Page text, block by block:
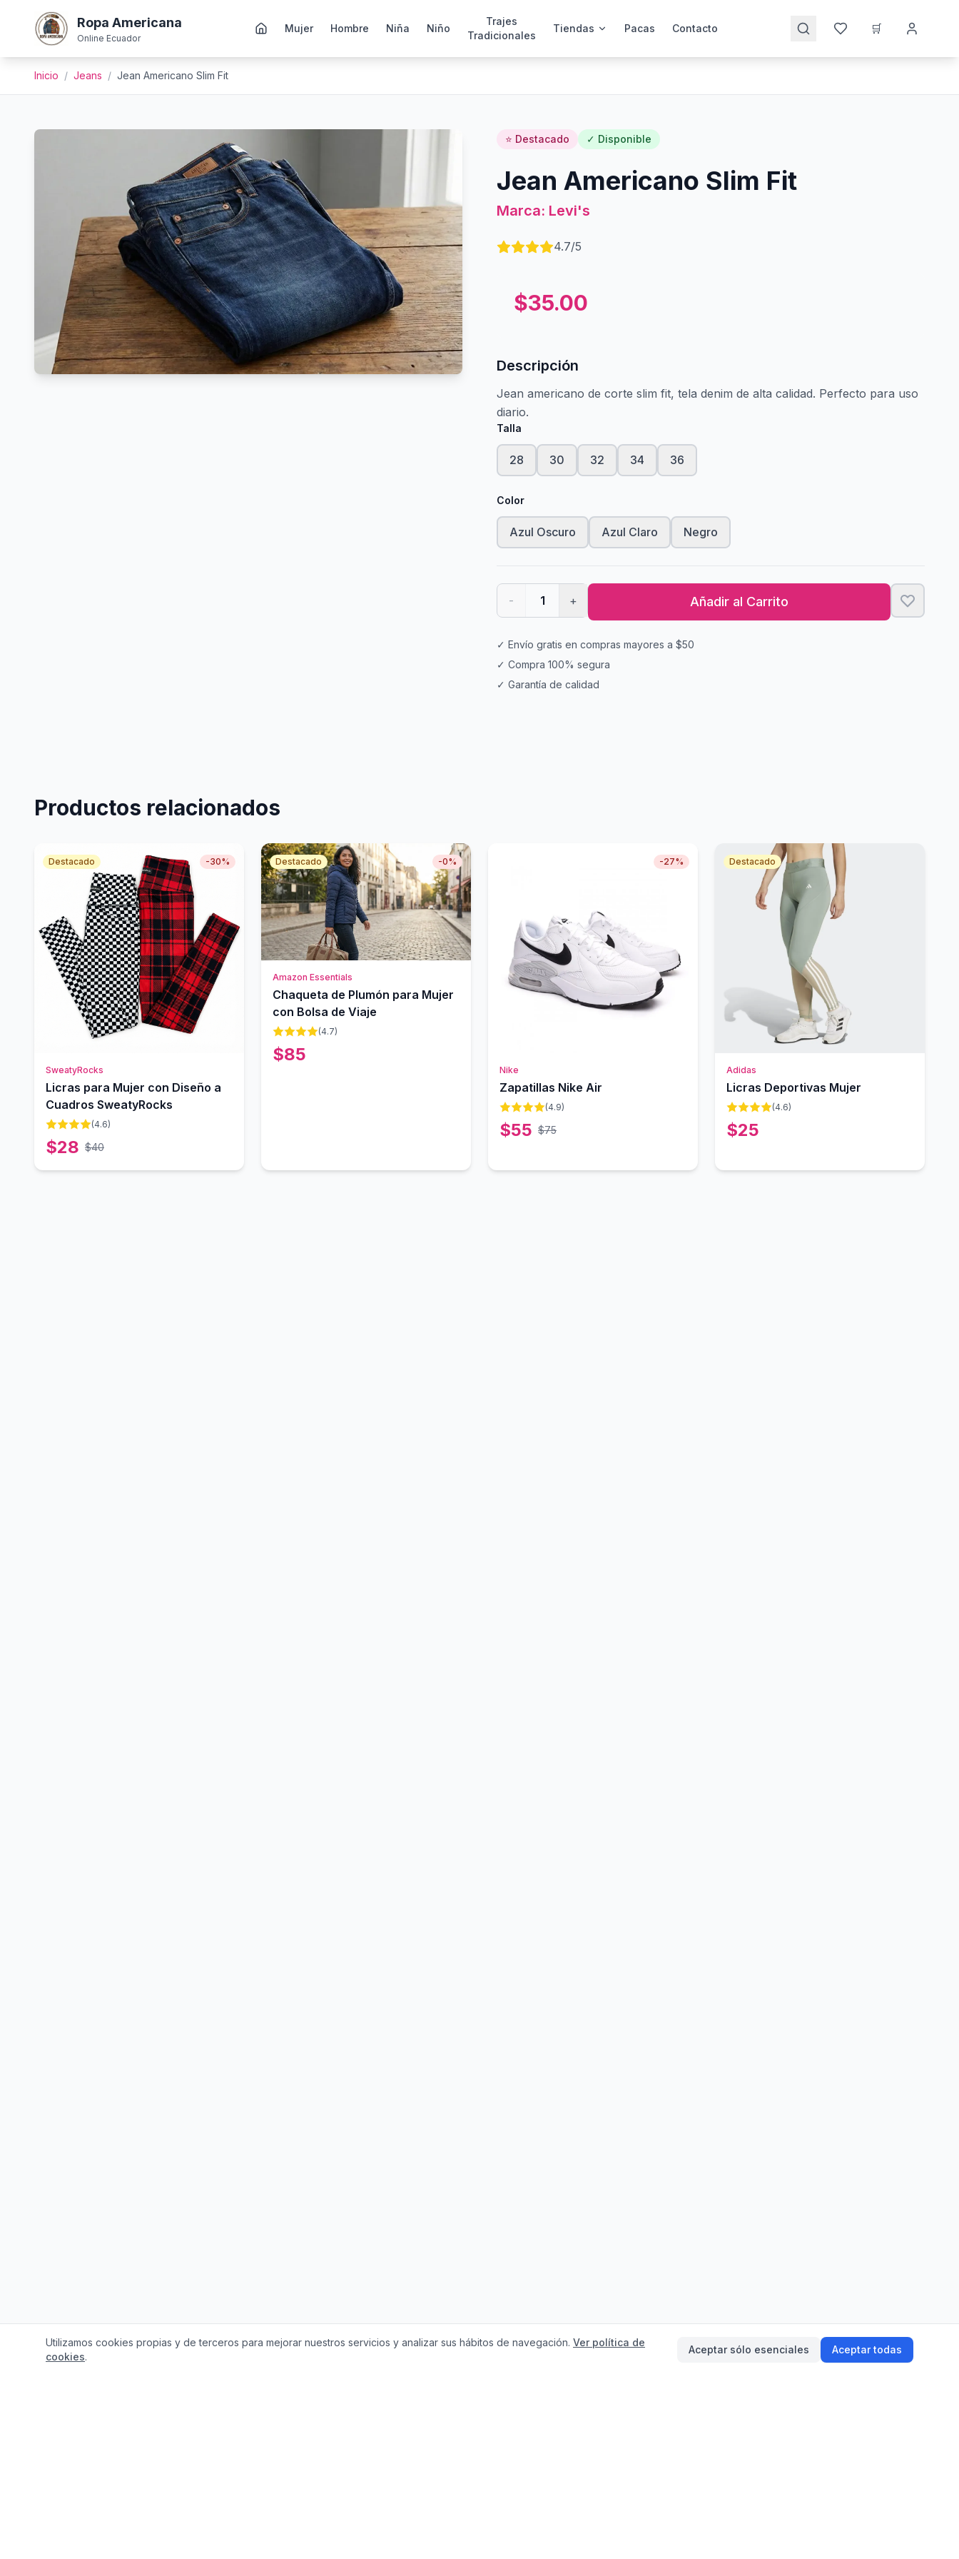
Ropa Americana
Online Ecuador
Mujer Hombre Niña Niño
Trajes
Tradicionales
Tiendas Pacas Contacto 🛒
Inicio / Jeans / Jean Americano Slim Fit
⭐ Destacado ✓ Disponible
Jean Americano Slim Fit
Marca: Levi's
4.7/5
$35.00
Descripción
Jean americano de corte slim fit, tela denim de alta calidad. Perfecto para uso
diario.
Talla
28 30 32 34 36
Color
Azul Oscuro Azul Claro Negro
- 1 + Añadir al Carrito
✓ Envío gratis en compras mayores a $50
✓ Compra 100% segura
✓ Garantía de calidad
Productos relacionados
Destacado -30%
SweatyRocks
Licras para Mujer con Diseño a
Cuadros SweatyRocks
(4.6)
$28 $40
Destacado -0%
Amazon Essentials
Chaqueta de Plumón para Mujer
con Bolsa de Viaje
(4.7)
$85
Agotado
-27%
Nike
Zapatillas Nike Air
(4.9)
$55 $75
Destacado
Adidas
Licras Deportivas Mujer
(4.6)
$25
Utilizamos cookies propias y de terceros para mejorar nuestros servicios y analizar sus hábitos de navegación. Ver política de
cookies.
Aceptar sólo esenciales Aceptar todas